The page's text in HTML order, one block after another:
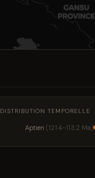
DISTRIBUTION TEMPORELLE
Aptien (121.4–113.2 Ma)